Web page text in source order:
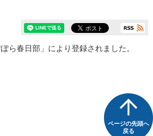
ら春日部」により登録されました。
ページの先頭へ
戻る